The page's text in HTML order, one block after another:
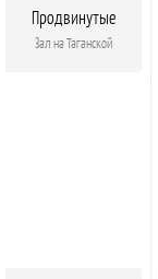
Продвинутые
Зал на Таганской